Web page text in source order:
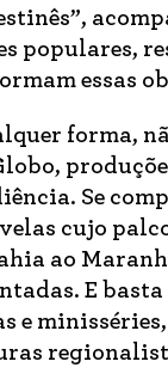
populares,
essas
forma,
Se
cujo
ao
E
e